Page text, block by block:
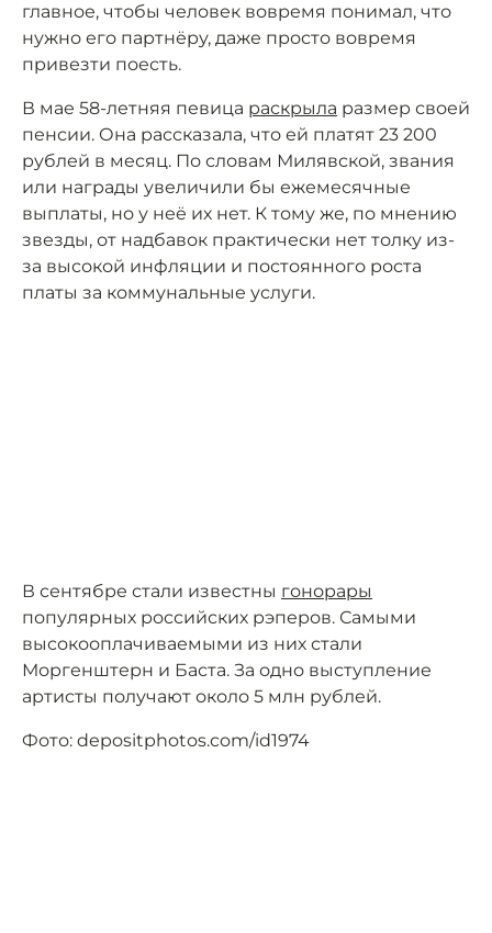
главное, чтобы человек вовремя понимал, что
нужно его партнёру, даже просто вовремя
привезти поесть.
В мае 58-летняя певица раскрыла размер своей
пенсии. Она рассказала, что ей платят 23 200
рублей в месяц. По словам Милявской, звания
или награды увеличили бы ежемесячные
выплаты, но у неё их нет. К тому же, по мнению
звезды, от надбавок практически нет толку из-
за высокой инфляции и постоянного роста
платы за коммунальные услуги.
В сентябре стали известны гонорары
популярных российских рэперов. Самыми
высокооплачиваемыми из них стали
Моргенштерн и Баста. За одно выступление
артисты получают около 5 млн рублей.
Фото: depositphotos.com/id1974